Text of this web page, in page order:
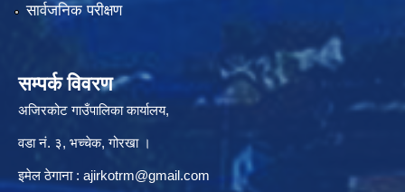
सार्वजनिक परीक्षण
सम्पर्क विवरण
अजिरकोट गाउँपालिका कार्यालय,
वडा नं. ३, भच्चेक, गोरखा ।
इमेल ठेगाना : ajirkotrm@gmail.com